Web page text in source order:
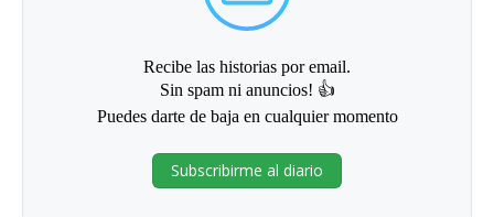
Recibe las historias por email.
Sin spam ni anuncios! 👍
Puedes darte de baja en cualquier momento
Subscribirme al diario